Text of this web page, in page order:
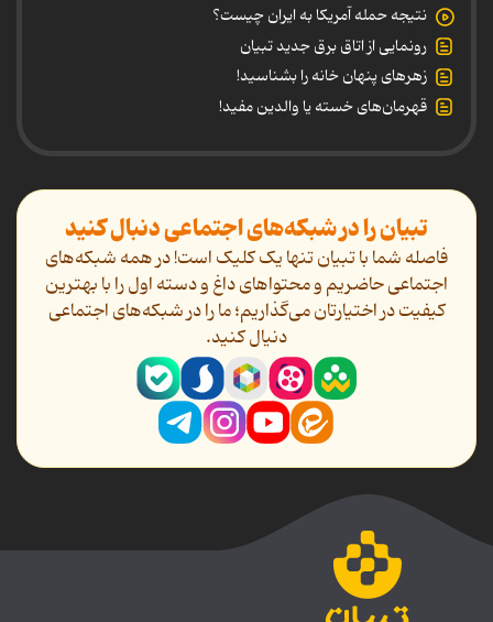
نتیجه حمله آمریکا به ایران چیست؟
رونمایی از اتاق برق جدید تبیان
زهرهای پنهان خانه را بشناسید!
قهرمان‌های خسته یا والدین مفید!
تبیان را در شبکه‌های اجتماعی دنبال کنید
فاصله شما با تبیان تنها یک کلیک است! در همه شبکه‌های
اجتماعی حاضریم و محتواهای داغ و دسته اول را با بهترین
کیفیت در اختیارتان می‌گذاریم؛ ما را در شبکه‌های اجتماعی
دنیال کنید.